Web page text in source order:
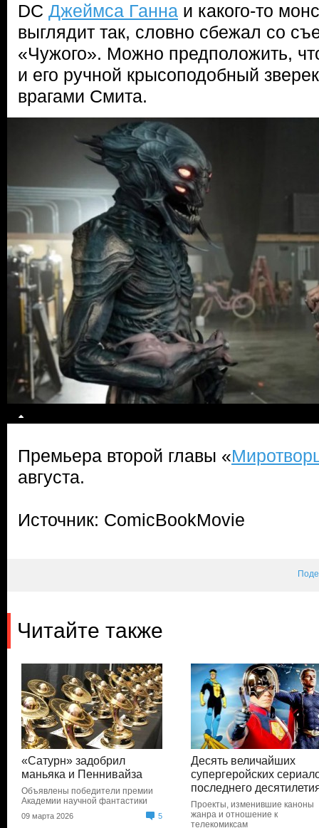
DC Джеймса Ганна и какого-то
выглядит так, словно сбежал со
«Чужого». Можно предположить,
и его ручной крысоподобный
врагами Смита.
Премьера второй главы «
августа.
Источник: ComicBookMovie
Читайте также
«Сатурн» задобрил
маньяка и Пеннивайза
Объявлены победители премии
Академии научной фантастики
09 марта 2026 5
Десять величайших
супергеройских
последнего
Проекты, изменившие каноны
жанра и отношение к
телекомиксам